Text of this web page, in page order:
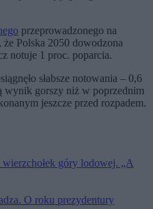
przeprowadzonego na
Polska 2050 dowodzona
notuje 1 proc. poparcia.
słabsze notowania – 0,6
wynik gorszy niż w poprzednim
jeszcze przed rozpadem.
góry lodowej. „A
O roku prezydentury